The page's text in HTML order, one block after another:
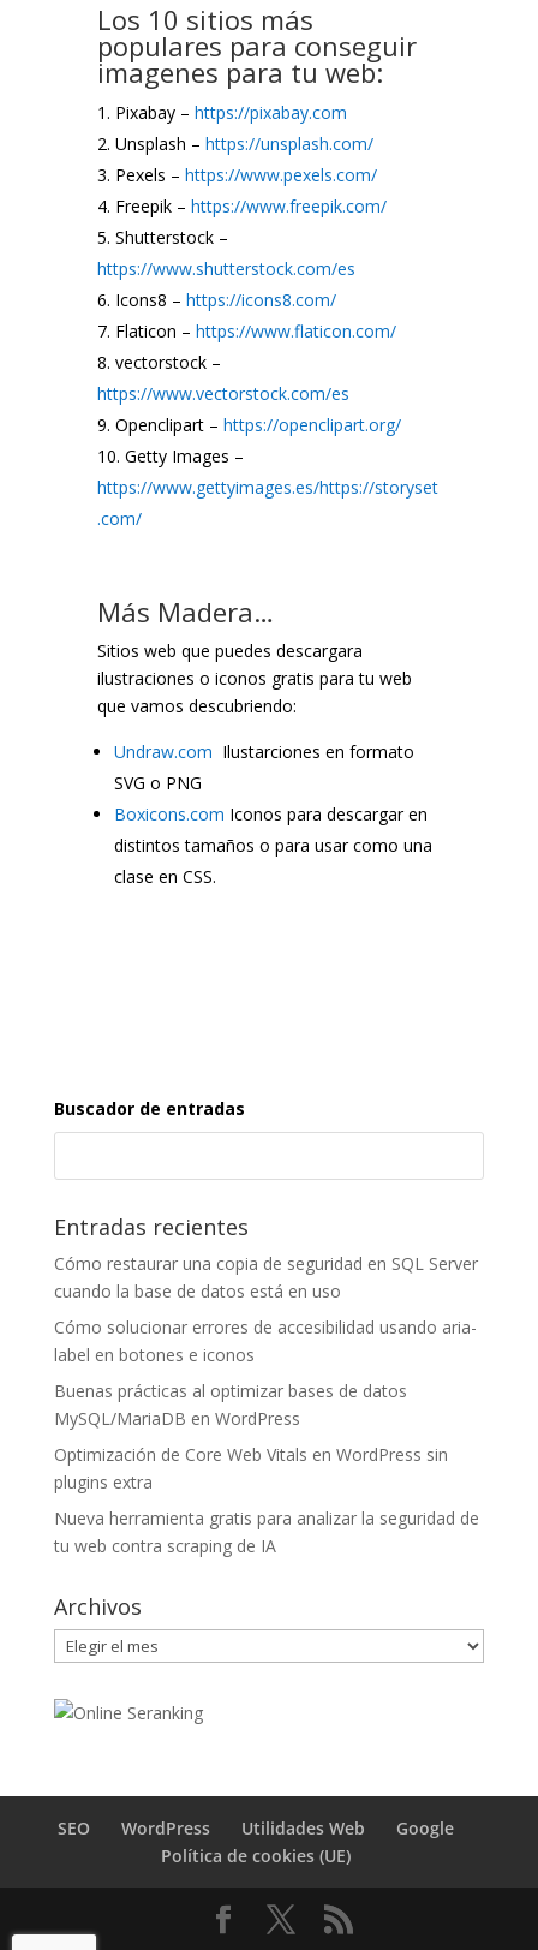
Los 10 sitios más
populares para conseguir
imagenes para tu web:
Pixabay – https://pixabay.com
Unsplash – https://unsplash.com/
Pexels – https://www.pexels.com/
Freepik – https://www.freepik.com/
Shutterstock –
https://www.shutterstock.com/es
Icons8 – https://icons8.com/
Flaticon – https://www.flaticon.com/
vectorstock –
https://www.vectorstock.com/es
Openclipart – https://openclipart.org/
Getty Images –
https://www.gettyimages.es/https://storyset
.com/
Más Madera…
Sitios web que puedes descargara
ilustraciones o iconos gratis para tu web
que vamos descubriendo:
Undraw.com Ilustarciones en formato
SVG o PNG
Boxicons.com Iconos para descargar en
distintos tamaños o para usar como una
clase en CSS.
Buscador de entradas
Entradas recientes
Cómo restaurar una copia de seguridad en SQL Server
cuando la base de datos está en uso
Cómo solucionar errores de accesibilidad usando aria-
label en botones e iconos
Buenas prácticas al optimizar bases de datos
MySQL/MariaDB en WordPress
Optimización de Core Web Vitals en WordPress sin
plugins extra
Nueva herramienta gratis para analizar la seguridad de
tu web contra scraping de IA
Archivos
Archivos
SEO WordPress Utilidades Web
Google
Política de cookies (UE)